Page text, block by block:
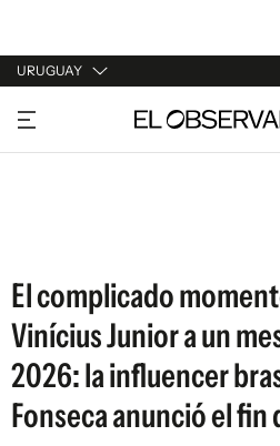
URUGUAY
URUGUAY
ARGENTINA
El complicado
Vinícius Junior a un
2026: la influencer
Fonseca anunció el fin